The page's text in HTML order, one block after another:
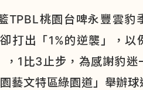
TPBL桃園台啤永豐雲豹
打出「1%的逆襲」，以
1比3止步，為感謝豹迷
藝文特區綠園道」舉辦球